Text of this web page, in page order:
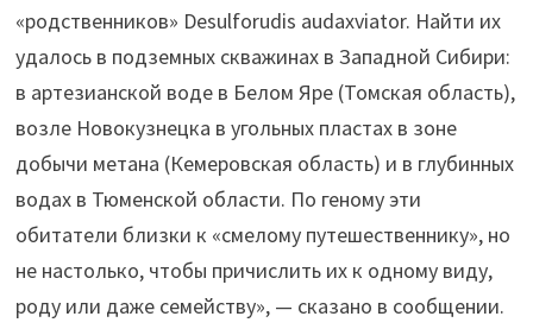
«родственников» Desulforudis audaxviator. Найти их
удалось в подземных скважинах в Западной Сибири:
в артезианской воде в Белом Яре (Томская область),
возле Новокузнецка в угольных пластах в зоне
добычи метана (Кемеровская область) и в глубинных
водах в Тюменской области. По геному эти
обитатели близки к «смелому путешественнику», но
не настолько, чтобы причислить их к одному виду,
роду или даже семейству», — сказано в сообщении.